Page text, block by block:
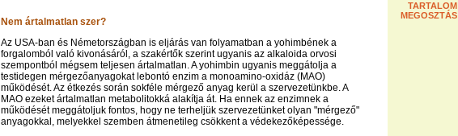
TARTALOM
MEGOSZTÁS
Nem ártalmatlan szer?
Az USA-ban és Németországban is eljárás van folyamatban a yohimbének a
forgalomból való kivonásáról, a szakértők szerint ugyanis az alkaloida orvosi
szempontból mégsem teljesen ártalmatlan. A yohimbin ugyanis meggátolja a
testidegen mérgezőanyagokat lebontó enzim a monoamino-oxidáz (MAO)
működését. Az étkezés során sokféle mérgező anyag kerül a szervezetünkbe. A
MAO ezeket ártalmatlan metabolitokká alakítja át. Ha ennek az enzimnek a
működését meggátoljuk fontos, hogy ne terheljük szervezetünket olyan "mérgező"
anyagokkal, melyekkel szemben átmenetileg csökkent a védekezőképessége.